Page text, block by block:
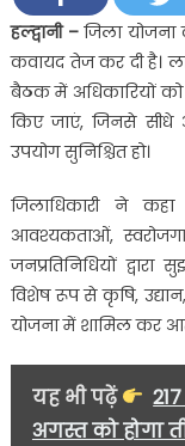
हल्द्वानी –जिला योजना
कवायद तेज कर दी है।
बैठक में अधिकारियों को
किए जाएं, जिनसे
उपयोग सुनिश्चित हो।
जिलाधिकारी ने
आवश्यकताओं,
जनप्रतिनिधियों द्वारा
विशेष रूप से कृषि,
योजना में शामिल कर
यह भी पढ़ें
अगस्त को होगा